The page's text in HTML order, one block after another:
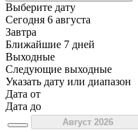
Выберите дату
Сегодня 6 августа
Завтра
Ближайшие 7 дней
Выходные
Следующие выходные
Указать дату или диапазон
Дата от
Дата до
Август 2026